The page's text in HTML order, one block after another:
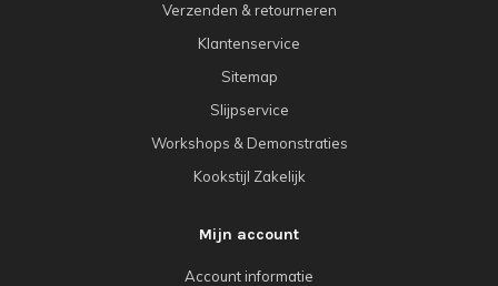
Verzenden & retourneren
Klantenservice
Sitemap
Slijpservice
Workshops & Demonstraties
Kookstijl Zakelijk
Mijn account
Account informatie